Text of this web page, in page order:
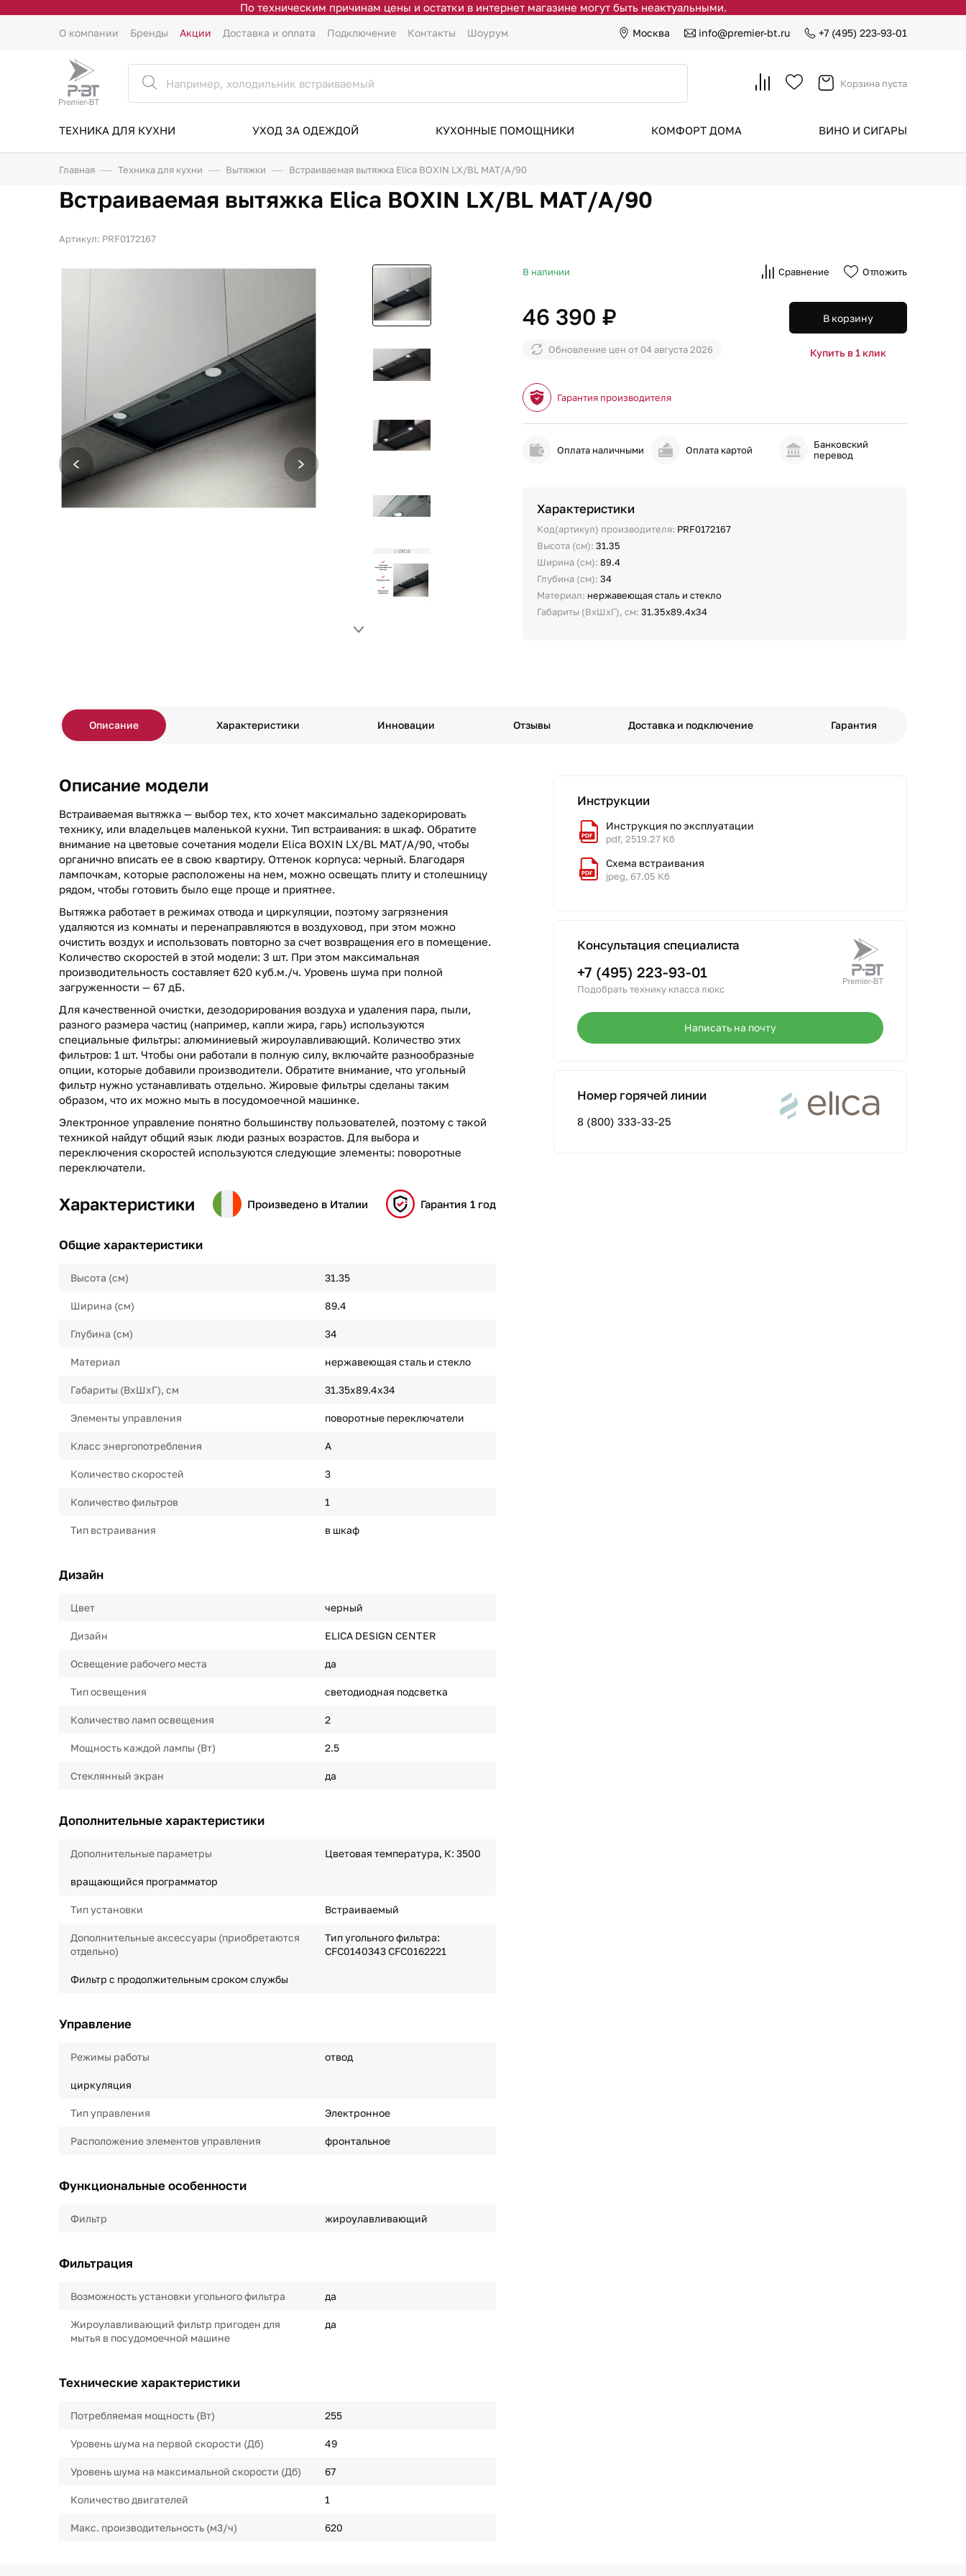
По техническим причинам цены и остатки в интернет магазине могут быть неактуальными.
О компании Бренды Акции Доставка и оплата Подключение Контакты Шоурум Москва info@premier-bt.ru +7 (495) 223-93-01
Корзина пуста
ТЕХНИКА ДЛЯ КУХНИ УХОД ЗА ОДЕЖДОЙ КУХОННЫЕ ПОМОЩНИКИ КОМФОРТ ДОМА ВИНО И СИГАРЫ
Главная Техника для кухни Вытяжки Встраиваемая вытяжка Elica BOXIN LX/BL MAT/A/90
Встраиваемая вытяжка Elica BOXIN LX/BL MAT/A/90
Артикул: PRF0172167
В наличии Сравнение Отложить
46 390 ₽
Обновление цен от 04 августа 2026
В корзину
Купить в 1 клик
Гарантия производителя
Оплата наличными Оплата картой
Банковский
перевод
Характеристики
Код(артикул) производителя: PRF0172167
Высота (см):31.35
Ширина (см):89.4
Глубина (см):34
Материал: нержавеющая сталь и стекло
Габариты (ВхШхГ), см:31.35х89.4х34
Описание Характеристики Инновации Отзывы Доставка и подключение Гарантия
Описание модели
Встраиваемая вытяжка — выбор тех, кто хочет максимально задекорировать
технику, или владельцев маленькой кухни. Тип встраивания: в шкаф. Обратите
внимание на цветовые сочетания модели Elica BOXIN LX/BL MAT/A/90, чтобы
органично вписать ее в свою квартиру. Оттенок корпуса: черный. Благодаря
лампочкам, которые расположены на нем, можно освещать плиту и столешницу
рядом, чтобы готовить было еще проще и приятнее.
Вытяжка работает в режимах отвода и циркуляции, поэтому загрязнения
удаляются из комнаты и перенаправляются в воздуховод, при этом можно
очистить воздух и использовать повторно за счет возвращения его в помещение.
Количество скоростей в этой модели: 3 шт. При этом максимальная
производительность составляет 620 куб.м./ч. Уровень шума при полной
загруженности — 67 дБ.
Для качественной очистки, дезодорирования воздуха и удаления пара, пыли,
разного размера частиц (например, капли жира, гарь) используются
специальные фильтры: алюминиевый жироулавливающий. Количество этих
фильтров: 1 шт. Чтобы они работали в полную силу, включайте разнообразные
опции, которые добавили производители. Обратите внимание, что угольный
фильтр нужно устанавливать отдельно. Жировые фильтры сделаны таким
образом, что их можно мыть в посудомоечной машинке.
Электронное управление понятно большинству пользователей, поэтому с такой
техникой найдут общий язык люди разных возрастов. Для выбора и
переключения скоростей используются следующие элементы: поворотные
переключатели.
Характеристики Произведено в Италии Гарантия 1 год
Общие характеристики
Высота (см) 31.35
Ширина (см) 89.4
Глубина (см) 34
Материал нержавеющая сталь и стекло
Габариты (ВхШхГ), см 31.35х89.4х34
Элементы управления поворотные переключатели
Класс энергопотребления A
Количество скоростей 3
Количество фильтров 1
Тип встраивания в шкаф
Дизайн
Цвет черный
Дизайн ELICA DESIGN CENTER
Освещение рабочего места да
Тип освещения светодиодная подсветка
Количество ламп освещения 2
Мощность каждой лампы (Вт) 2.5
Стеклянный экран да
Дополнительные характеристики
Дополнительные параметры Цветовая температура, К: 3500
вращающийся программатор
Тип установки Встраиваемый
Дополнительные аксессуары (приобретаются
отдельно)
Тип угольного фильтра:
CFC0140343 CFC0162221
Фильтр с продолжительным сроком службы
Управление
Режимы работы отвод
циркуляция
Тип управления Электронное
Расположение элементов управления фронтальное
Функциональные особенности
Фильтр жироулавливающий
Фильтрация
Возможность установки угольного фильтра да
Жироулавливающий фильтр пригоден для
мытья в посудомоечной машине
да
Технические характеристики
Потребляемая мощность (Вт) 255
Уровень шума на первой скорости (Дб) 49
Уровень шума на максимальной скорости (Дб) 67
Количество двигателей 1
Макс. производительность (м3/ч) 620
Инструкции
Инструкция по эксплуатации
pdf, 2519.27 Кб
Схема встраивания
jpeg, 67.05 Кб
Консультация специалиста
+7 (495) 223-93-01
Подобрать технику класса люкс
Написать на почту
Номер горячей линии
8 (800) 333-33-25